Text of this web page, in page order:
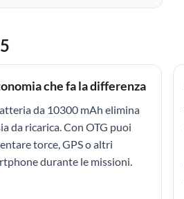
che fa la differenza
da 10300 mAh elimina
da ricarica. Con OTG puoi
torce, GPS o altri
durante le missioni.